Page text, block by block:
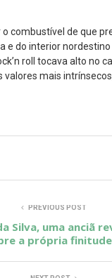
combustível de que
do interior
roll tocava alto no
mais
PREVIOUS POST
Silva, uma anciã
a própria finitude